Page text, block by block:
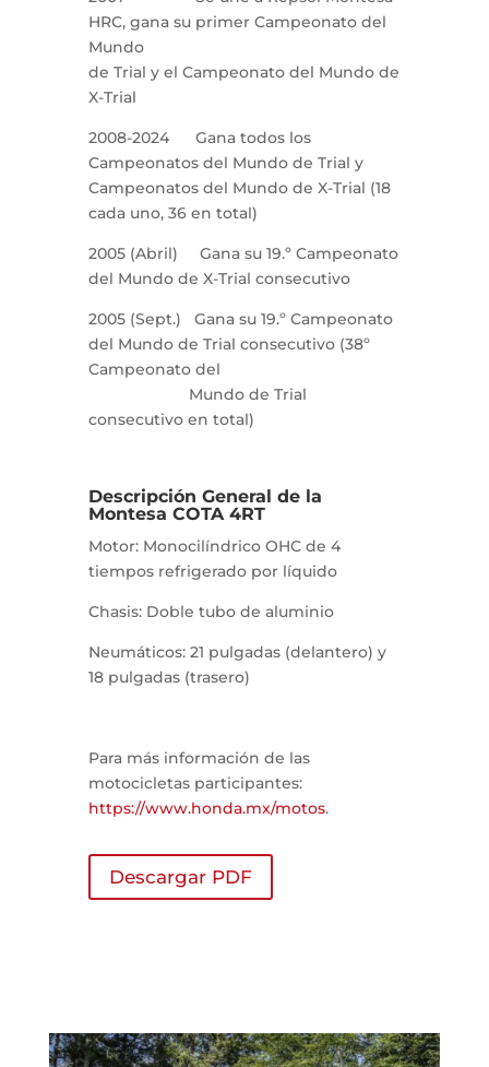
HRC, gana su primer Campeonato del
Mundo
de Trial y el Campeonato del Mundo de
X-Trial
2008-2024 Gana todos los
Campeonatos del Mundo de Trial y
Campeonatos del Mundo de X-Trial (18
cada uno, 36 en total)
2005 (Abril) Gana su 19.º Campeonato
del Mundo de X-Trial consecutivo
2005 (Sept.) Gana su 19.º Campeonato
del Mundo de Trial consecutivo (38º
Campeonato del
Mundo de Trial
consecutivo en total)
Descripción General de la
Montesa COTA 4RT
Motor: Monocilíndrico OHC de 4
tiempos refrigerado por líquido
Chasis: Doble tubo de aluminio
Neumáticos: 21 pulgadas (delantero) y
18 pulgadas (trasero)
Para más información de las
motocicletas participantes:
https://www.honda.mx/motos.
Descargar PDF